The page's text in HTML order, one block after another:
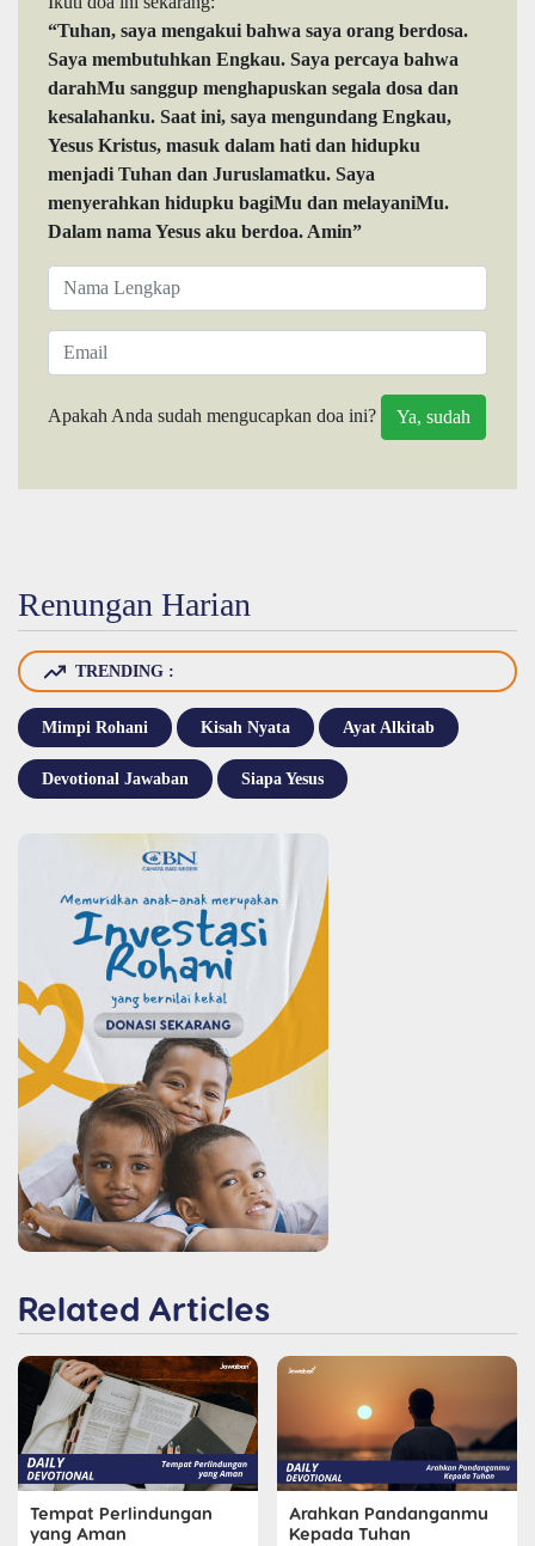
“Tuhan, saya mengakui bahwa saya orang berdosa.
Saya membutuhkan Engkau. Saya percaya bahwa
darahMu sanggup menghapuskan segala dosa dan
kesalahanku. Saat ini, saya mengundang Engkau,
Yesus Kristus, masuk dalam hati dan hidupku
menjadi Tuhan dan Juruslamatku. Saya
menyerahkan hidupku bagiMu dan melayaniMu.
Dalam nama Yesus aku berdoa. Amin”
Apakah Anda sudah mengucapkan doa ini?
Renungan Harian
TRENDING :
Mimpi Rohani Kisah Nyata Ayat Alkitab
Devotional Jawaban Siapa Yesus
Related Articles
Tempat Perlindungan
yang Aman
Arahkan Pandanganmu
Kepada Tuhan